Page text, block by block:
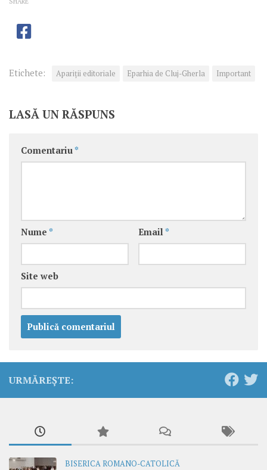
Etichete: Apariţii editoriale Eparhia de Cluj-Gherla Important
LASĂ UN RĂSPUNS
Comentariu *
Nume * Email *
Site web
URMĂREȘTE:
BISERICA ROMANO-CATOLICĂ